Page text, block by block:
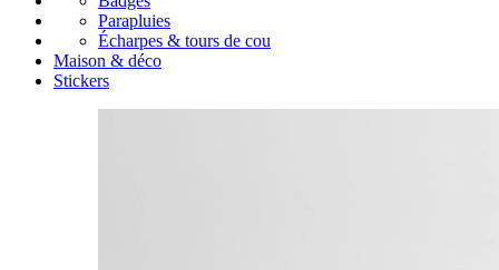
Parapluies
Écharpes & tours de cou
Maison & déco
Stickers